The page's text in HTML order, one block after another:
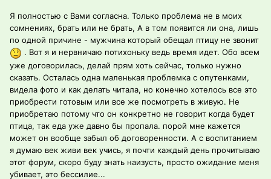
Я полностью с Вами согласна. Только проблема не в моих
сомнениях, брать или не брать, А в том появится ли она, лишь
по одной причине - мужчина который обещал птицу не звонит
. Вот я и нервничаю потихоньку ведь время идет. Обо всем
уже договорилась, делай прям хоть сейчас, только нужно
сказать. Осталась одна маленькая проблемка с опутенками,
видела фото и как делать читала, но конечно хотелось все это
приобрести готовым или все же посмотреть в живую. Не
приобретаю потому что он конкретно не говорит когда будет
птица, так еда уже давно бы пропала. порой мне кажется
может он вообще забыл об договоренности. А с воспитанием
я думаю век живи век учись, я почти каждый день прочитываю
этот форум, скоро буду знать наизусть, просто ожидание меня
убивает, это бессилие...